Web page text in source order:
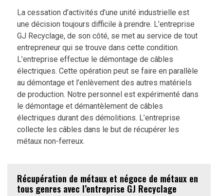
La cessation d’activités d’une unité industrielle est
une décision toujours difficile à prendre. L’entreprise
GJ Recyclage, de son côté, se met au service de tout
entrepreneur qui se trouve dans cette condition.
L’entreprise effectue le démontage de câbles
électriques. Cette opération peut se faire en parallèle
au démontage et l’enlèvement des autres matériels
de production. Notre personnel est expérimenté dans
le démontage et démantèlement de câbles
électriques durant des démolitions. L’entreprise
collecte les câbles dans le but de récupérer les
métaux non-ferreux.
Récupération de métaux et négoce de métaux en
tous genres avec l’entreprise GJ Recyclage